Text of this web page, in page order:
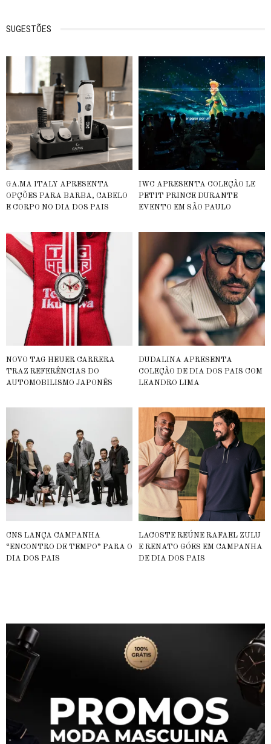
SUGESTÕES
GA.MA ITALY APRESENTA
OPÇÕES PARA BARBA, CABELO
E CORPO NO DIA DOS PAIS
IWC APRESENTA COLEÇÃO LE
PETIT PRINCE DURANTE
EVENTO EM SÃO PAULO
NOVO TAG HEUER CARRERA
TRAZ REFERÊNCIAS DO
AUTOMOBILISMO JAPONÊS
DUDALINA APRESENTA
COLEÇÃO DE DIA DOS PAIS COM
LEANDRO LIMA
CNS LANÇA CAMPANHA
“ENCONTRO DE TEMPO” PARA O
DIA DOS PAIS
LACOSTE REÚNE RAFAEL ZULU
E RENATO GÓES EM CAMPANHA
DE DIA DOS PAIS